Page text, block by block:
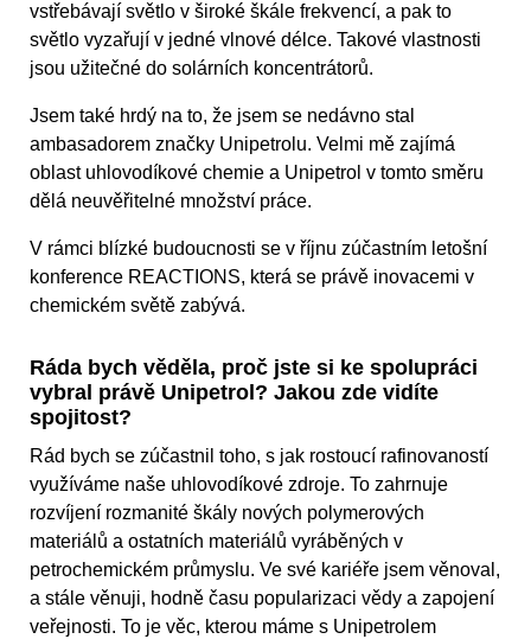
vstřebávají světlo v široké škále frekvencí, a pak to
světlo vyzařují v jedné vlnové délce. Takové vlastnosti
jsou užitečné do solárních koncentrátorů.
Jsem také hrdý na to, že jsem se nedávno stal
ambasadorem značky Unipetrolu. Velmi mě zajímá
oblast uhlovodíkové chemie a Unipetrol v tomto směru
dělá neuvěřitelné množství práce.
V rámci blízké budoucnosti se v říjnu zúčastním letošní
konference REACTIONS, která se právě inovacemi v
chemickém světě zabývá.
Ráda bych věděla, proč jste si ke spolupráci
vybral právě Unipetrol? Jakou zde vidíte
spojitost?
Rád bych se zúčastnil toho, s jak rostoucí rafinovaností
využíváme naše uhlovodíkové zdroje. To zahrnuje
rozvíjení rozmanité škály nových polymerových
materiálů a ostatních materiálů vyráběných v
petrochemickém průmyslu. Ve své kariéře jsem věnoval,
a stále věnuji, hodně času popularizaci vědy a zapojení
veřejnosti. To je věc, kterou máme s Unipetrolem